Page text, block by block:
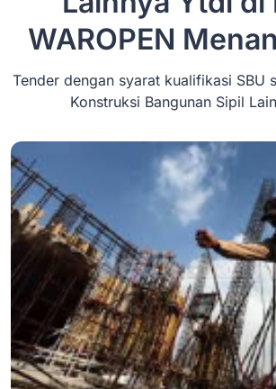
WAROPEN
Tender dengan syarat kualifikasi SBU
Konstruksi Bangunan Sipil